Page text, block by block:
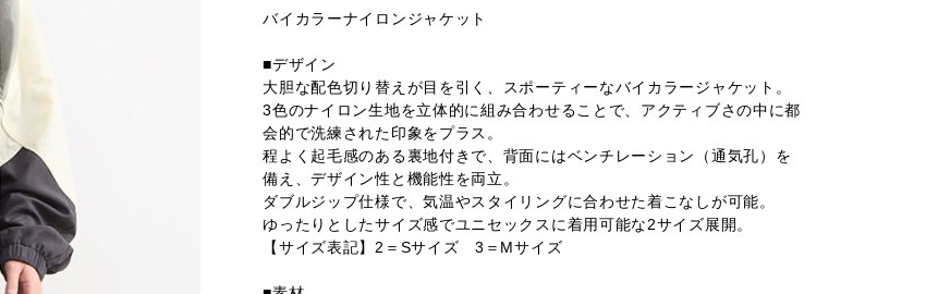
バイカラーナイロンジャケット
■デザイン
大胆な配色切り替えが目を引く、スポーティーなバイカラージャケット。
3色のナイロン生地を立体的に組み合わせることで、アクティブさの中に都
会的で洗練された印象をプラス。
程よく起毛感のある裏地付きで、背面にはベンチレーション（通気孔）を
備え、デザイン性と機能性を両立。
ダブルジップ仕様で、気温やスタイリングに合わせた着こなしが可能。
ゆったりとしたサイズ感でユニセックスに着用可能な2サイズ展開。
【サイズ表記】2＝Sサイズ 3＝Mサイズ